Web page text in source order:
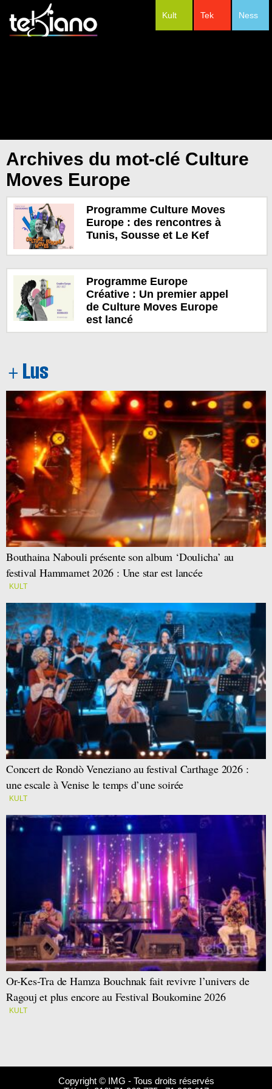
Ness
Tek
Kult
Archives du mot-clé Culture
Moves Europe
Programme Culture Moves
Europe : des rencontres à
Tunis, Sousse et Le Kef
Programme Europe
Créative : Un premier appel
de Culture Moves Europe
est lancé
Bouthaina Nabouli présente son album ‘Doulicha’ au
festival Hammamet 2026 : Une star est lancée
KULT
Concert de Rondò Veneziano au festival Carthage 2026 :
une escale à Venise le temps d’une soirée
KULT
Or-Kes-Tra de Hamza Bouchnak fait revivre l’univers de
Ragouj et plus encore au Festival Boukornine 2026
KULT
Copyright © IMG - Tous droits réservés